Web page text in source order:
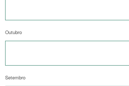
Outubro
Setembro